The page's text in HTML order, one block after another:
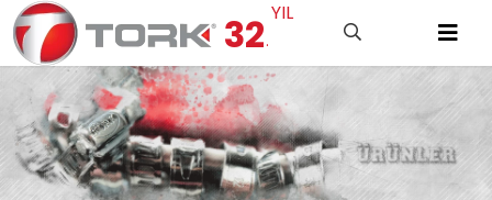
32.
YIL